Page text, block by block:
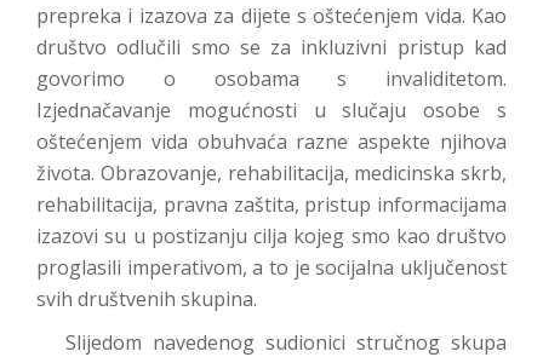
prepreka i izazova za dijete s oštećenjem vida. Kao
društvo odlučili smo se za inkluzivni pristup kad
govorimo o osobama s invaliditetom.
Izjednačavanje mogućnosti u slučaju osobe s
oštećenjem vida obuhvaća razne aspekte njihova
života. Obrazovanje, rehabilitacija, medicinska skrb,
rehabilitacija, pravna zaštita, pristup informacijama
izazovi su u postizanju cilja kojeg smo kao društvo
proglasili imperativom, a to je socijalna uključenost
svih društvenih skupina.
Slijedom navedenog sudionici stručnog skupa